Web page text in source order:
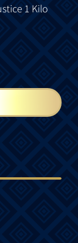
1 Kilo